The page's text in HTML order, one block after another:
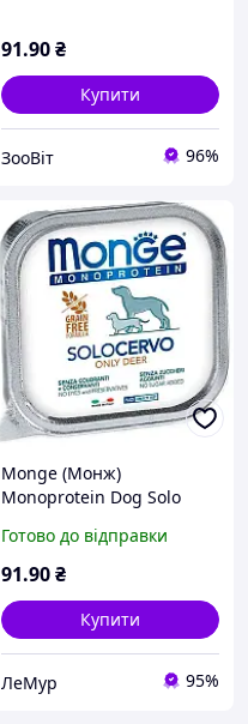
91.90₴
Купити
ЗооВіт 96%
Monge (Монж)
Monoprotein Dog Solo
Монопротеїновий паштет
з олениною для собак,
Готово до відправки
91.90₴
Купити
ЛеМур 95%